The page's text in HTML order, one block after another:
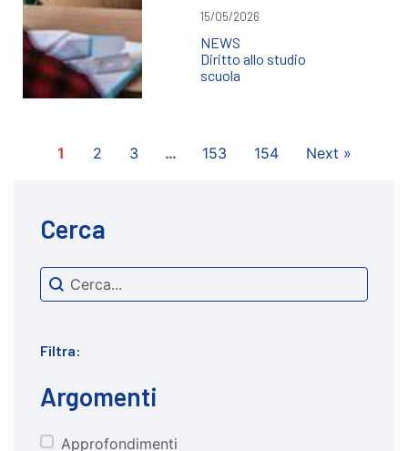
15/05/2026
NEWS
Diritto allo studio
scuola
1 2 3 … 153 154 Next »
Cerca
cerca
Search content
Filtra:
Argomenti
CATEGORIE
Approfondimenti